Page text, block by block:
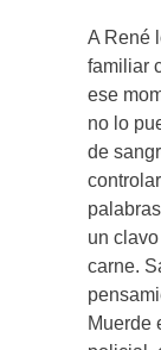
A René
familiar
ese
no lo
de
un
carne.
Muerde